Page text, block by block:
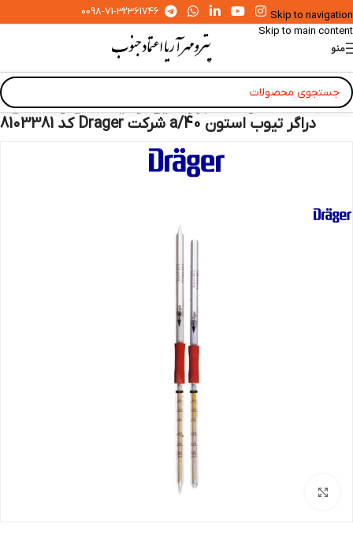
Skip to navigation
Skip to main content
0098-71-32361746
منو
خانه»محصولات»ابزار دقیق آزمایشگاهی و صنعتی»
دراگر تیوب استون 40/a شرکت Drager کد 8103381